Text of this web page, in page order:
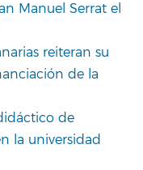
Manuel Serrat el
reiteran su
de la
de
la universidad